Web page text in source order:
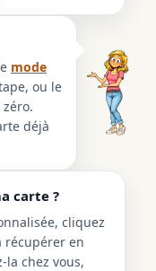
mode
ou le
déjà
carte ?
cliquez
récupérer en
la chez vous,